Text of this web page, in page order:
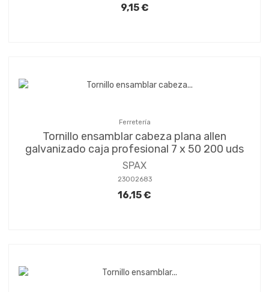
9,15 €
Ferretería
Tornillo ensamblar cabeza plana allen
galvanizado caja profesional 7 x 50 200 uds
SPAX
23002683
16,15 €